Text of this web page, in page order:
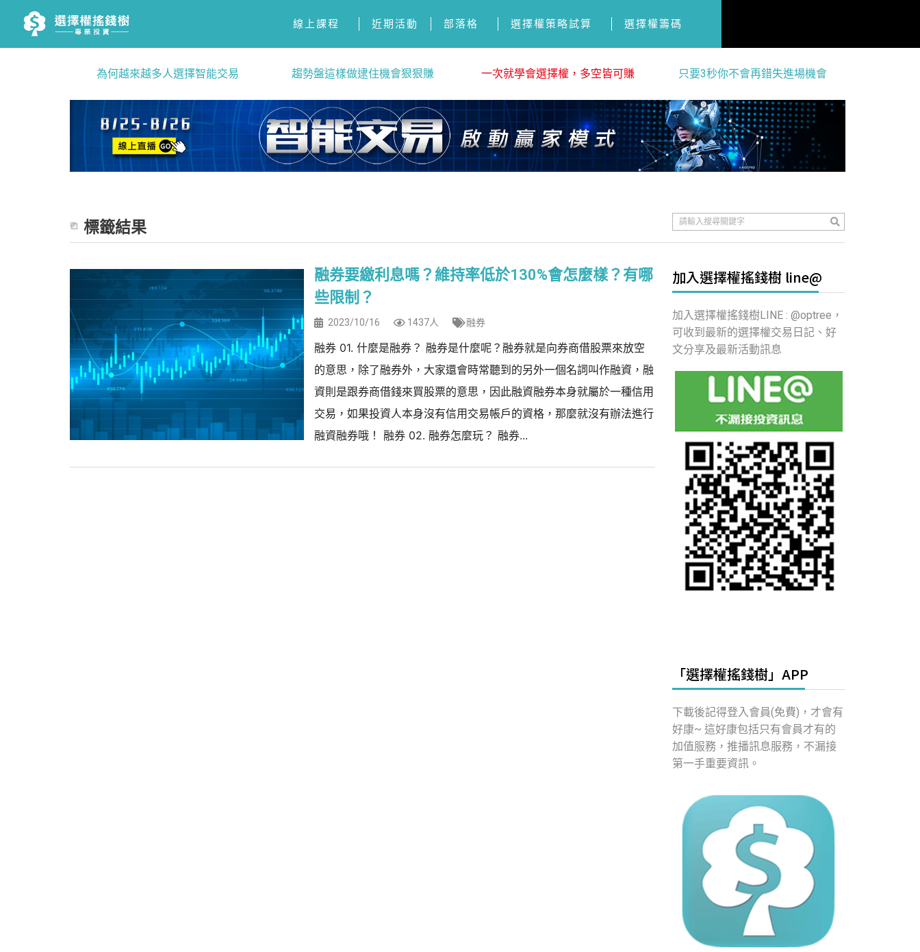
線上課程 近期活動 部落格 選擇權策略試算 選擇權籌碼
為何越來越多人選擇智能交易 趨勢盤這樣做逮住機會狠狠賺 一次就學會選擇權，多空皆可賺 只要3秒你不會再錯失進場機會
標籤結果
融券要繳利息嗎？維持率低於130%會怎麼樣？有哪
些限制？
2023/10/16 1437人 融券
融券 01. 什麼是融券？ 融券是什麼呢？融券就是向券商借股票來放空
的意思，除了融券外，大家還會時常聽到的另外一個名詞叫作融資，融
資則是跟券商借錢來買股票的意思，因此融資融券本身就屬於一種信用
交易，如果投資人本身沒有信用交易帳戶的資格，那麼就沒有辦法進行
融資融券哦！ 融券 02. 融券怎麼玩？ 融券...
加入選擇權搖錢樹 line@
加入選擇權搖錢樹LINE : @optree，
可收到最新的選擇權交易日記、好
文分享及最新活動訊息
「選擇權搖錢樹」APP
下載後記得登入會員(免費)，才會有
好康~ 這好康包括只有會員才有的
加值服務，推播訊息服務，不漏接
第一手重要資訊。